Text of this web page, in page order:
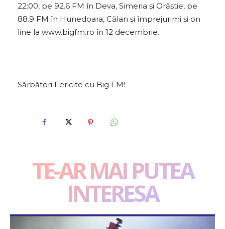
22:00, pe 92.6 FM în Deva, Simeria și Orăștie, pe
88.9 FM în Hunedoara, Călan și împrejurimi și on
line la www.bigfm.ro în 12 decembrie.
Sărbători Fericite cu Big FM!
TE-AR MAI PUTEA
INTERESA